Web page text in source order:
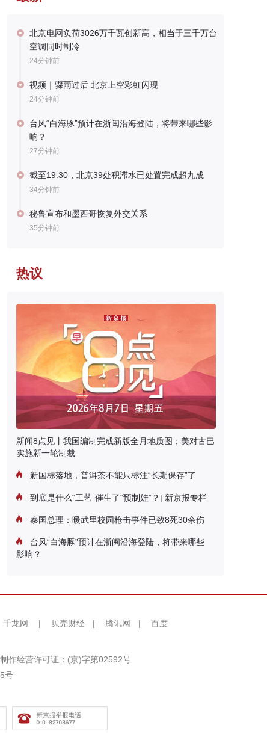
北京电网负荷3026万千瓦创新高，相当于三千万台
空调同时制冷
24分钟前
视频｜骤雨过后 北京上空彩虹闪现
24分钟前
台风“白海豚”预计在浙闽沿海登陆，将带来哪些影
响？
27分钟前
截至19:30，北京39处积滞水已处置完成超九成
34分钟前
秘鲁宣布和墨西哥恢复外交关系
35分钟前
热议
新闻8点见丨我国编制完成新版全月地质图；美对古巴
实施新一轮制裁
新国标落地，普洱茶不能只标注“长期保存”了
到底是什么“工艺”催生了“预制娃”？| 新京报专栏
泰国总理：暖武里校园枪击事件已致8死30余伤
台风“白海豚”预计在浙闽沿海登陆，将带来哪些
影响？
千龙网 | 贝壳财经 | 腾讯网 | 百度
作经营许可证：(京)字第02592号
号